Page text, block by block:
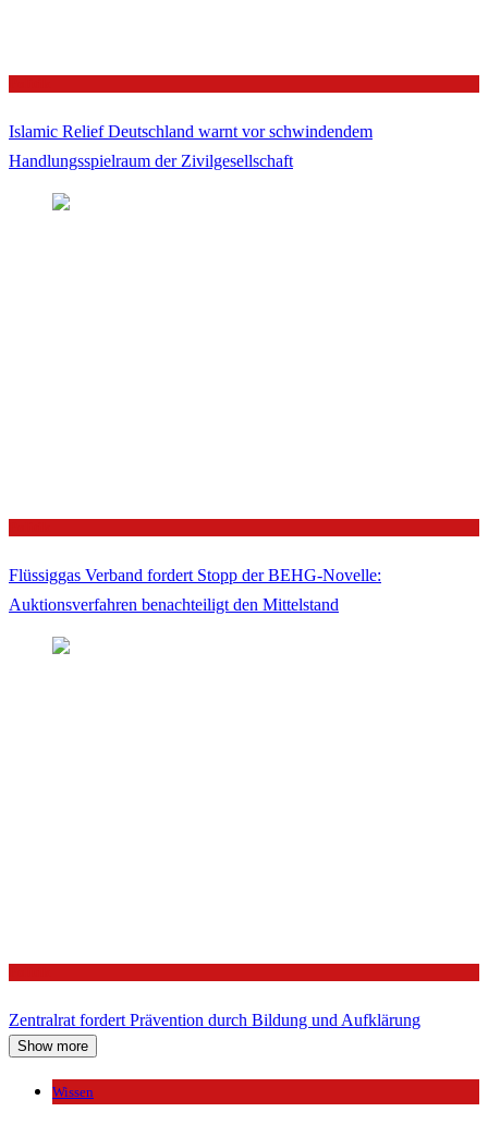
Islamic Relief Deutschland warnt vor schwindendem
Handlungsspielraum der Zivilgesellschaft
Flüssiggas Verband fordert Stopp der BEHG-Novelle:
Auktionsverfahren benachteiligt den Mittelstand
Zentralrat fordert Prävention durch Bildung und Aufklärung
Show more
Wissen